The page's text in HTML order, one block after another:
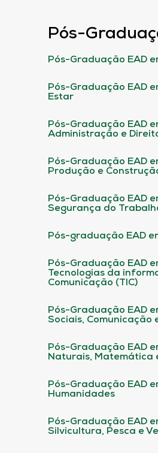
Pós-
Pós-Graduação EAD
Pós-Graduação EAD
Estar
Pós-Graduação EAD
Administração e
Pós-Graduação EAD
Produção e
Pós-Graduação EAD
Segurança do
Pós-graduação EAD
Pós-Graduação EAD
Tecnologias da
Comunicação (TIC)
Pós-Graduação EAD
Sociais, Comunicação
Pós-Graduação EAD
Naturais, Matemática
Pós-Graduação EAD
Humanidades
Pós-Graduação EAD
Silvicultura, Pesca e